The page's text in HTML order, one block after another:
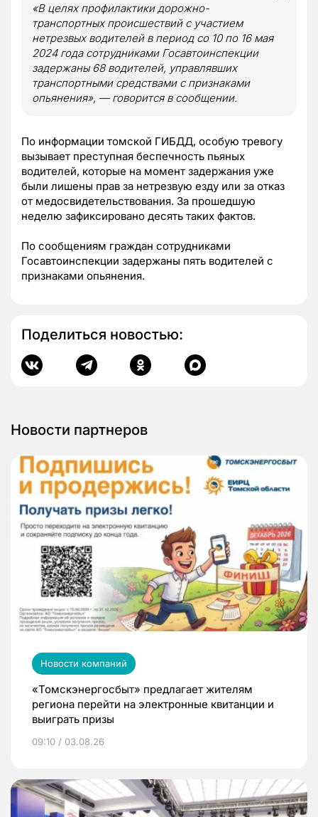
«В целях профилактики дорожно-
транспортных происшествий с участием
нетрезвых водителей в период со 10 по 16 мая
2024 года сотрудниками Госавтоинспекции
задержаны 68 водителей, управлявших
транспортными средствами с признаками
опьянения», — говорится в сообщении.
По информации томской ГИБДД, особую тревогу
вызывает преступная беспечность пьяных
водителей, которые на момент задержания уже
были лишены прав за нетрезвую езду или за отказ
от медосвидетельствования. За прошедшую
неделю зафиксировано десять таких фактов.
По сообщениям граждан сотрудниками
Госавтоинспекции задержаны пять водителей с
признаками опьянения.
Поделиться новостью:
Новости партнеров
Новости компаний
«Томскэнергосбыт» предлагает жителям
региона перейти на электронные квитанции и
выиграть призы
09:10 / 03.08.26